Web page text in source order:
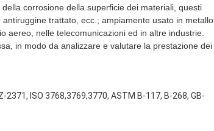
corrosione della superficie dei materiali, questi
trattato, ecc.; ampiamente usato in metallo,
aereo, nelle telecomunicazioni ed in altre industrie.
in modo da analizzare e valutare la prestazione dei
ISO 3768,3769,3770, ASTM B-117, B-268, GB-